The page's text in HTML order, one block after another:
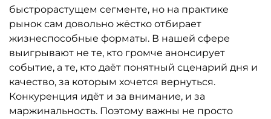
быстрорастущем сегменте, но на практике
рынок сам довольно жёстко отбирает
жизнеспособные форматы. В нашей сфере
выигрывают не те, кто громче анонсирует
событие, а те, кто даёт понятный сценарий дня и
качество, за которым хочется вернуться.
Конкуренция идёт и за внимание, и за
маржинальность. Поэтому важны не просто